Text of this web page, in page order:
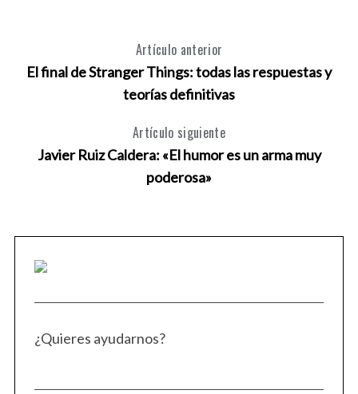
Artículo anterior
El final de Stranger Things: todas las respuestas y
teorías definitivas
Artículo siguiente
Javier Ruiz Caldera: «El humor es un arma muy
poderosa»
¿Quieres ayudarnos?